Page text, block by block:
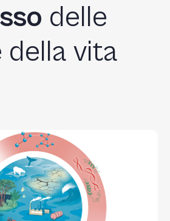
delle
della vita